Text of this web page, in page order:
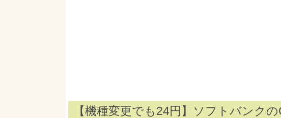
【機種変更でも24円】ソフトバンク